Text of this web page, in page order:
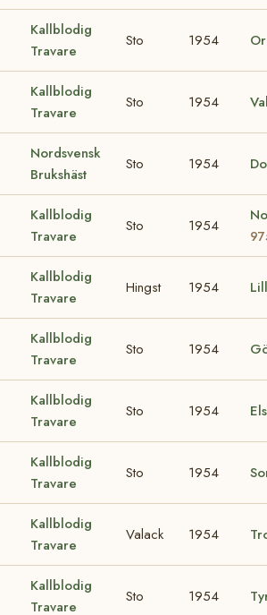
Kallblodig
Travare
Sto 1954
Kallblodig
Travare
Sto 1954
Nordsvensk
Brukshäst
Sto 1954
Kallblodig
Travare
Sto 1954
Kallblodig
Travare
Hingst 1954
Kallblodig
Travare
Sto 1954
Kallblodig
Travare
Sto 1954
Kallblodig
Travare
Sto 1954
Kallblodig
Travare
Valack 1954
Kallblodig
Travare
Sto 1954